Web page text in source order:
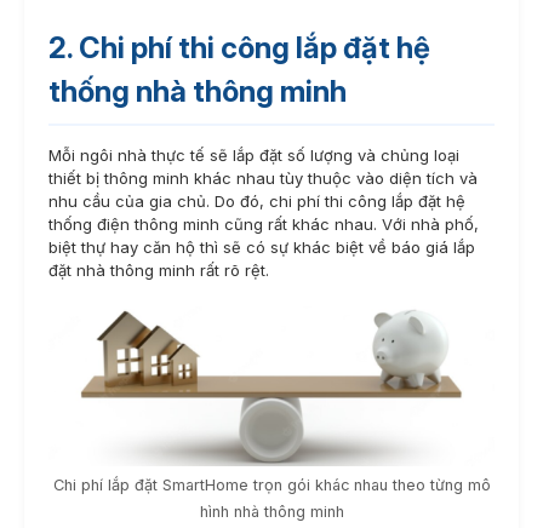
2. Chi phí thi công lắp đặt hệ
thống nhà thông minh
Mỗi ngôi nhà thực tế sẽ lắp đặt số lượng và chủng loại
thiết bị thông minh khác nhau tùy thuộc vào diện tích và
nhu cầu của gia chủ. Do đó, chi phí thi công lắp đặt hệ
thống điện thông minh cũng rất khác nhau. Với nhà phố,
biệt thự hay căn hộ thì sẽ có sự khác biệt về báo giá lắp
đặt nhà thông minh rất rõ rệt.
Chi phí lắp đặt SmartHome trọn gói khác nhau theo từng mô
hình nhà thông minh